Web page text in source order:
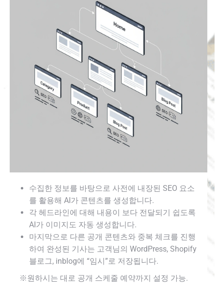
수집한 정보를 바탕으로 사전에 내장된 SEO 요소
를 활용해 AI가 콘텐츠를 생성합니다.
각 헤드라인에 대해 내용이 보다 전달되기 쉽도록
AI가 이미지도 자동 생성합니다.
마지막으로 다른 공개 콘텐츠와 중복 체크를 진행
하여 완성된 기사는 고객님의 WordPress, Shopify
블로그, inblog에 “임시”로 저장됩니다.
※원하시는 대로 공개 스케줄 예약까지 설정 가능.